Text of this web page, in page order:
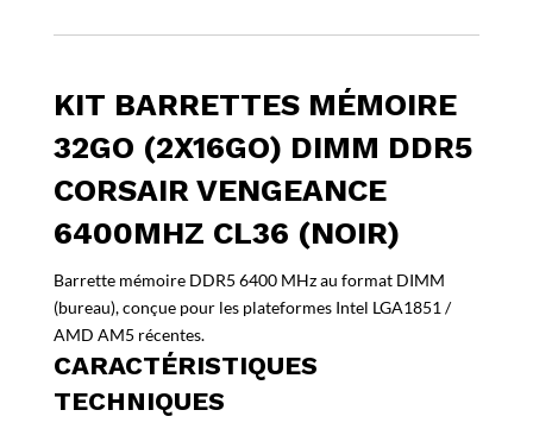
(Noir)
KIT BARRETTES MÉMOIRE
32GO (2X16GO) DIMM DDR5
CORSAIR VENGEANCE
6400MHZ CL36 (NOIR)
Barrette mémoire DDR5 6400 MHz au format DIMM
(bureau), conçue pour les plateformes Intel LGA1851 /
AMD AM5 récentes.
CARACTÉRISTIQUES
TECHNIQUES